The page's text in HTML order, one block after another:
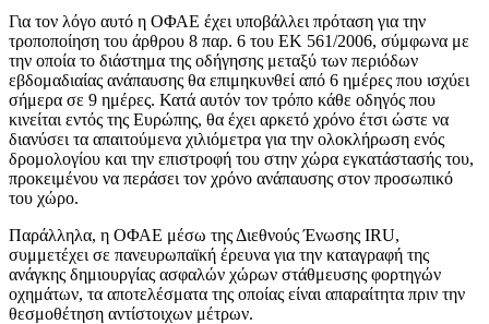
Για τον λόγο αυτό η ΟΦΑΕ έχει υποβάλλει πρόταση για την
τροποποίηση του άρθρου 8 παρ. 6 του ΕΚ 561/2006, σύμφωνα με
την οποία το διάστημα της οδήγησης μεταξύ των περιόδων
εβδομαδιαίας ανάπαυσης θα επιμηκυνθεί από 6 ημέρες που ισχύει
σήμερα σε 9 ημέρες. Κατά αυτόν τον τρόπο κάθε οδηγός που
κινείται εντός της Ευρώπης, θα έχει αρκετό χρόνο έτσι ώστε να
διανύσει τα απαιτούμενα χιλιόμετρα για την ολοκλήρωση ενός
δρομολογίου και την επιστροφή του στην χώρα εγκατάστασής του,
προκειμένου να περάσει τον χρόνο ανάπαυσης στον προσωπικό
του χώρο.
Παράλληλα, η ΟΦΑΕ μέσω της Διεθνούς Ένωσης IRU,
συμμετέχει σε πανευρωπαϊκή έρευνα για την καταγραφή της
ανάγκης δημιουργίας ασφαλών χώρων στάθμευσης φορτηγών
οχημάτων, τα αποτελέσματα της οποίας είναι απαραίτητα πριν την
θεσμοθέτηση αντίστοιχων μέτρων.